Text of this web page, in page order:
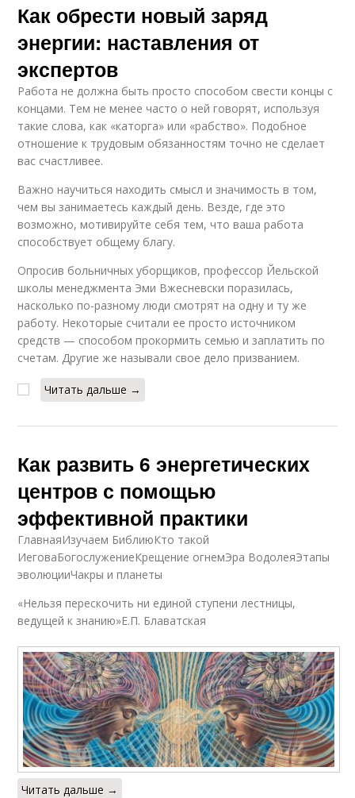
Как обрести новый заряд
энергии: наставления от
экспертов
Работа не должна быть просто способом свести концы с
концами. Тем не менее часто о ней говорят, используя
такие слова, как «каторга» или «рабство». Подобное
отношение к трудовым обязанностям точно не сделает
вас счастливее.
Важно научиться находить смысл и значимость в том,
чем вы занимаетесь каждый день. Везде, где это
возможно, мотивируйте себя тем, что ваша работа
способствует общему благу.
Опросив больничных уборщиков, профессор Йельской
школы менеджмента Эми Вжесневски поразилась,
насколько по-разному люди смотрят на одну и ту же
работу. Некоторые считали ее просто источником
средств — способом прокормить семью и заплатить по
счетам. Другие же называли свое дело призванием.
Читать дальше →
Как развить 6 энергетических
центров с помощью
эффективной практики
ГлавнаяИзучаем БиблиюКто такой
ИеговаБогослужениеКрещение огнемЭра ВодолеяЭтапы
эволюцииЧакры и планеты
«Нельзя перескочить ни единой ступени лестницы,
ведущей к знанию»Е.П. Блаватская
Читать дальше →